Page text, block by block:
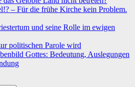
– Für die frühe Kirche kein Problem.
und seine Rolle im ewigen
politischen Parole wird
Gottes: Bedeutung, Auslegungen